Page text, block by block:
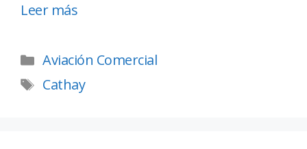
Leer más
Aviación Comercial
Cathay